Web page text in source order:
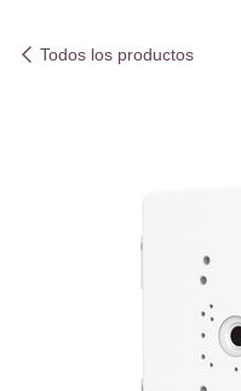
Todos los productos